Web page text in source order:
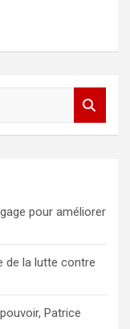
pour améliorer
de la lutte contre
Patrice